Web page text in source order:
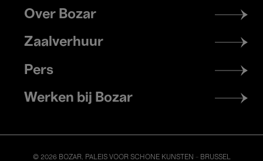
Footer
menu
Over Bozar
Zaalverhuur
Pers
Werken bij Bozar
© 2026 BOZAR. PALEIS VOOR SCHONE KUNSTEN - BRUSSEL